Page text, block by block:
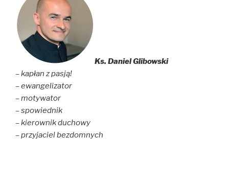
Ks. Daniel Glibowski
– kapłan z pasją!
– ewangelizator
– motywator
– spowiednik
– kierownik duchowy
– przyjaciel bezdomnych